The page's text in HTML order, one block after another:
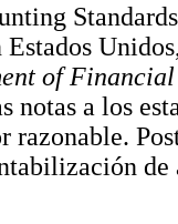
of
notas a los
razonable.